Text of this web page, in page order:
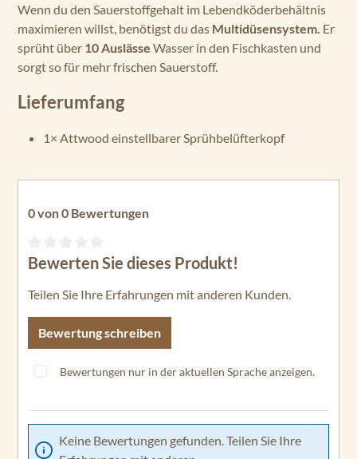
Wenn du den Sauerstoffgehalt im Lebendköderbehältnis
maximieren willst, benötigst du das Multidüsensystem. Er
sprüht über 10 Auslässe Wasser in den Fischkasten und
sorgt so für mehr frischen Sauerstoff.
Lieferumfang
1× Attwood einstellbarer Sprühbelüfterkopf
0 von 0 Bewertungen
Durchschnittliche Bewertung von 0 von 5 Sternen
Bewerten Sie dieses Produkt!
Teilen Sie Ihre Erfahrungen mit anderen Kunden.
Bewertung schreiben
Bewertungen nur in der aktuellen Sprache anzeigen.
Keine Bewertungen gefunden. Teilen Sie Ihre